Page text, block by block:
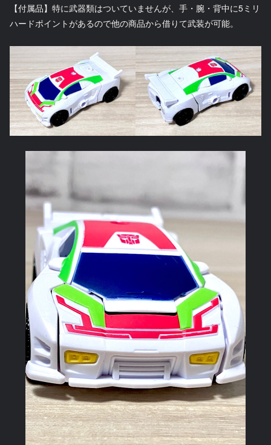
【付属品】特に武器類はついていませんが、手・腕・背中に5ミリ
ハードポイントがあるので他の商品から借りて武装が可能。